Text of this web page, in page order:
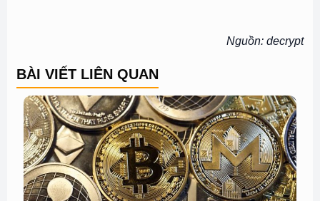
Nguồn: decrypt
BÀI VIẾT LIÊN QUAN